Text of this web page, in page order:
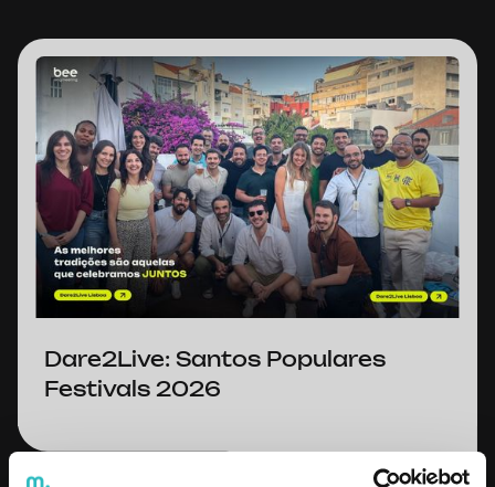
Dare2Live: Santos Populares
Festivals 2026
Know more